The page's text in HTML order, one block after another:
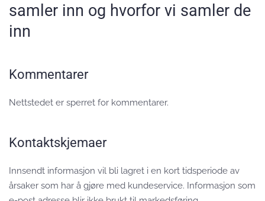
samler inn og hvorfor vi samler de
inn
Kommentarer
Nettstedet er sperret for kommentarer.
Kontaktskjemaer
Innsendt informasjon vil bli lagret i en kort tidsperiode av
årsaker som har å gjøre med kundeservice. Informasjon som